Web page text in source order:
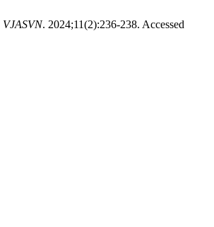
VJASVN. 2024;11(2):236-238. Accessed